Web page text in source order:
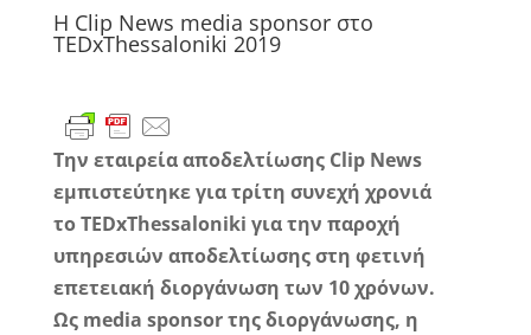
Η Clip News media sponsor στο
TEDxThessaloniki 2019
Την εταιρεία αποδελτίωσης Clip News
εμπιστεύτηκε για τρίτη συνεχή χρονιά
τοTEDxThessaloniki για την παροχή
υπηρεσιών αποδελτίωσης στη φετινή
επετειακή διοργάνωση των 10 χρόνων.
Ως media sponsorτης διοργάνωσης, η